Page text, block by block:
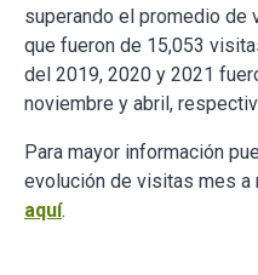
superando el promedio de
que fueron de 15,053
del 2019, 2020 y 2021
noviembre y abril,
Para mayor información
evolución de visitas mes a
aquí.